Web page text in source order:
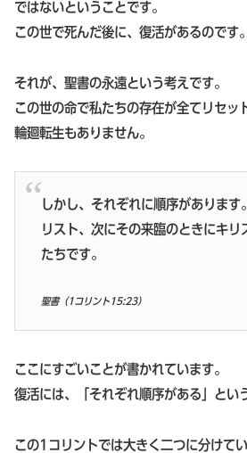
ではないということです。
この世で死んだ後に、復活があるのです。
それが、聖書の永遠という考えです。
この世の命で私たちの存在が全てリセッ
輪廻転生もありません。
しかし、それぞれに順序があります
リスト、次にその来臨のときにキリ
たちです。
聖書（1コリント15:23）
ここにすごいことが書かれています。
復活には、「それぞれ順序がある」とい
この1コリントでは大きく二つに分けてい